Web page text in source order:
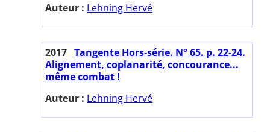
Auteur : Lehning Hervé
2017 Tangente Hors-série. N° 65. p. 22-24.
Alignement, coplanarité, concourance...
même combat !
Auteur : Lehning Hervé